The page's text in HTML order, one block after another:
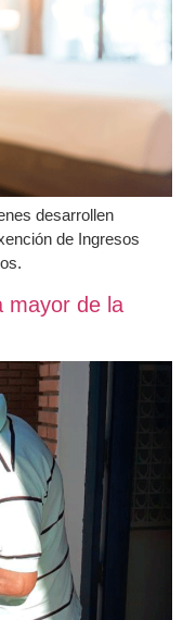
desarrollen
de Ingresos
mayor de la